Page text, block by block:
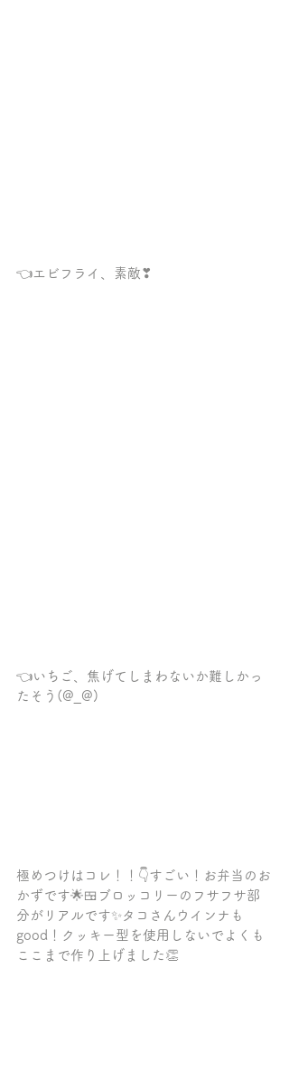
👈エビフライ、素敵❣
👈いちご、焦げてしまわないか難しかっ
たそう(@_@)
極めつけはコレ！！👇すごい！お弁当のお
かずです🌟🍱ブロッコリーのフサフサ部
分がリアルです✨タコさんウインナも
good！クッキー型を使用しないでよくも
ここまで作り上げました👏